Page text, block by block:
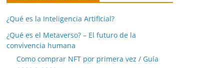
¿Qué es la Inteligencia Artificial?
¿Qué es el Metaverso? – El futuro de la
convivencia humana
Como comprar NFT por primera vez / Guía